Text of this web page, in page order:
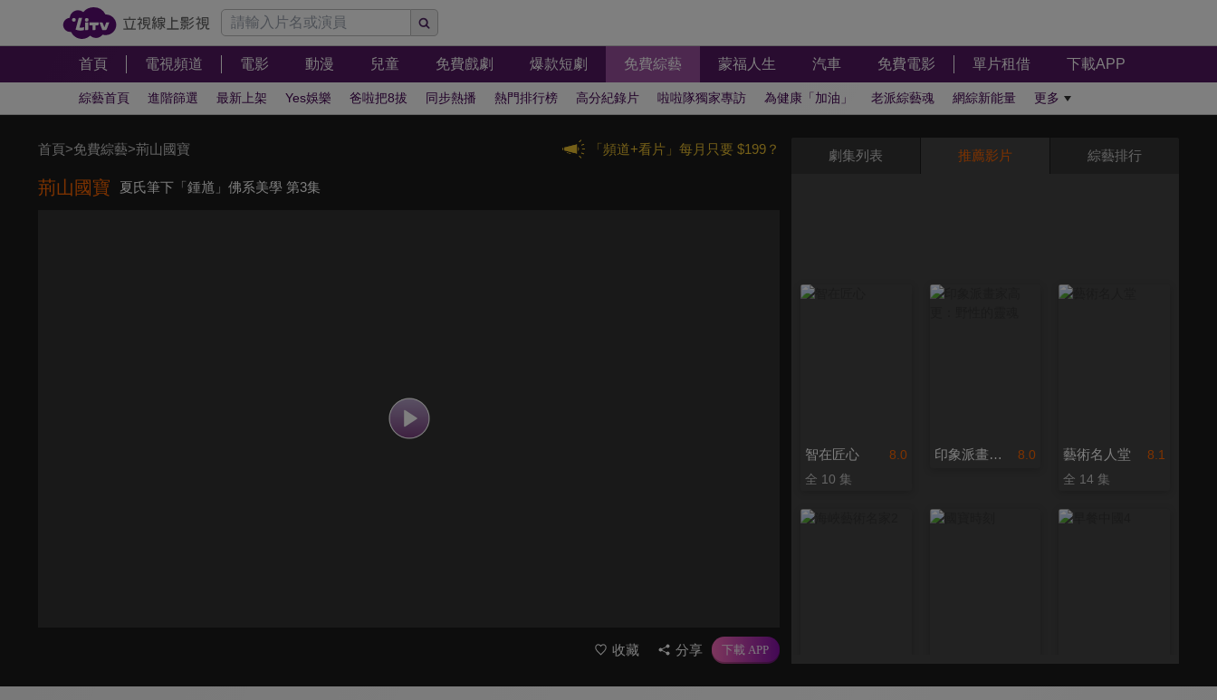
首頁 電視頻道 電影 動漫 兒童 免費戲劇 爆款短劇 免費綜藝 蒙福人生 汽車 免費電影 單片租借 下載APP
綜藝首頁 進階篩選 最新上架 Yes娛樂 爸啦把8拔 同步熱播 熱門排行榜 高分紀錄片 啦啦隊獨家專訪 為健康「加油」 老派綜藝魂 網綜新能量 更多
「頻道+看片」每月只要 $199？
首頁>免費綜藝>荊山國寶
荊山國寶 夏氏筆下「鍾馗」佛系美學 第3集
收藏 分享
劇集列表 推薦影片 綜藝排行
8.0
智在匠心
全 10 集
8.0
印象派畫家高更：野性的靈魂 8.1
藝術名人堂
全 14 集